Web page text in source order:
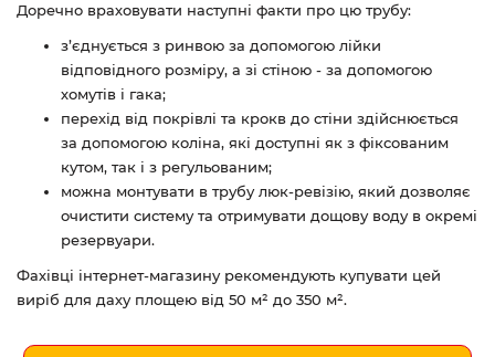
Доречно враховувати наступні факти про цю трубу:
з’єднується з ринвою за допомогою лійки
відповідного розміру, а зі стіною - за допомогою
хомутів і гака;
перехід від покрівлі та крокв до стіни здійснюється
за допомогою коліна, які доступні як з фіксованим
кутом, так і з регульованим;
можна монтувати в трубу люк-ревізію, який дозволяє
очистити систему та отримувати дощову воду в окремі
резервуари.
Фахівці інтернет-магазину рекомендують купувати цей
виріб для даху площею від 50 м² до 350 м².